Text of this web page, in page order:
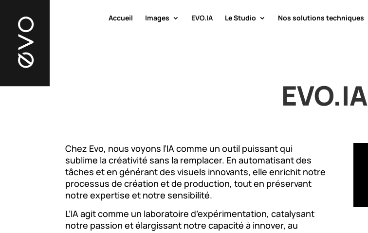
Accueil Images EVO.IA Le Studio Nos solutions techniques
EVO.IA
Chez Evo, nous voyons l’IA comme un outil puissant qui
sublime la créativité sans la remplacer. En automatisant des
tâches et en générant des visuels innovants, elle enrichit notre
processus de création et de production, tout en préservant
notre expertise et notre sensibilité.
L’IA agit comme un laboratoire d’expérimentation, catalysant
notre passion et élargissant notre capacité à innover, au